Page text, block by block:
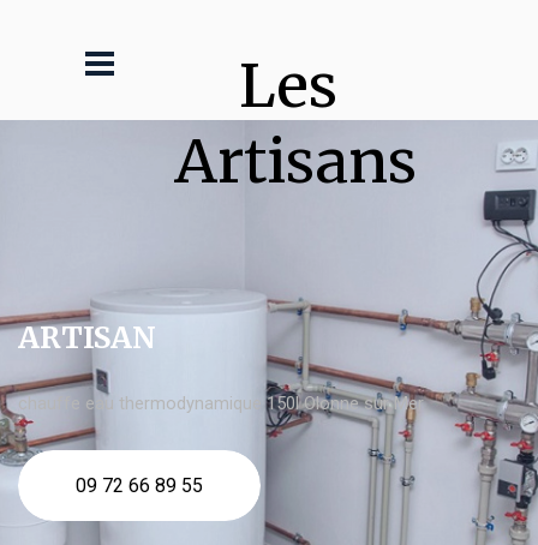
Les
Artisans
ARTISAN
chauffe eau thermodynamique 150l Olonne sur Mer
09 72 66 89 55